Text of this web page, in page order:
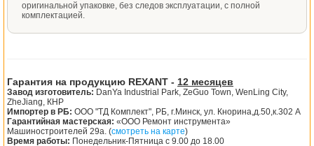
оригинальной упаковке, без следов эксплуатации, с полной
комплектацией.
Гарантия на продукцию REXANT - 12 месяцев
Завод изготовитель: DanYa Industrial Park, ZeGuo Town, WenLing City,
ZheJiang, КНР
Импортер в РБ: ООО "ТД Комплект", РБ, г.Минск, ул. Кнорина,д.50,к.302 А
Гарантийная мастерская: «ООО Ремонт инструмента»
Машиностроителей 29а. (смотреть на карте)
Время работы: Понедельник-Пятница с 9.00 до 18.00